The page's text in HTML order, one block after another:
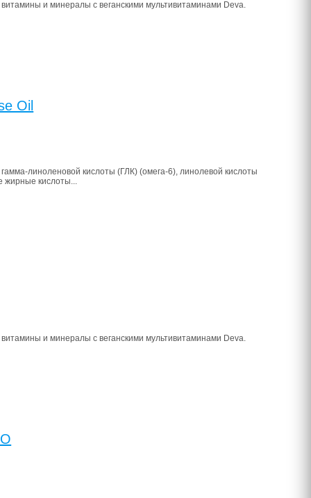
и минералы с веганскими мультивитаминами Deva.
Oil
линоленовой кислоты (ГЛК) (омега-6), линолевой кислоты
жирные кислоты...
и минералы с веганскими мультивитаминами Deva.